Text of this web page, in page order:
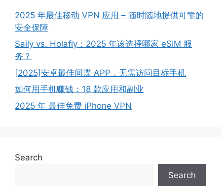
2025 年最佳移动 VPN 应用 – 随时随地提供可靠的
安全保障
Saily vs. Holafly：2025 年该选择哪家 eSIM 服
务？
[2025]安卓最佳间谍 APP，无需访问目标手机
如何用手机赚钱：18 款应用和副业
2025 年 最佳免费 iPhone VPN
Search
Search